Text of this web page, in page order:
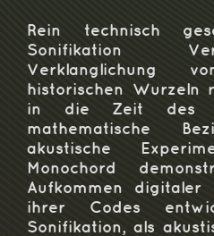
Rein technisch
Sonifikation
Verklanglichung
historischen Wurzeln
in die Zeit des
mathematische
akustische
Monochord
Aufkommen digitaler
ihrer Codes
Sonifikation, als